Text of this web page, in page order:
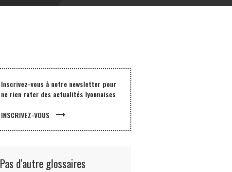
Inscrivez-vous à notre newsletter pour
ne rien rater des actualités lyonnaises
INSCRIVEZ-VOUS trending_flat
Pas d'autre glossaires